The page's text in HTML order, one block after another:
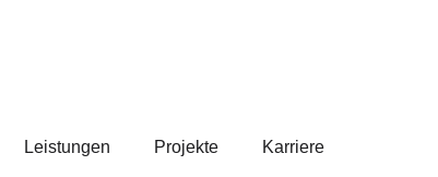
Leistungen Projekte Karriere